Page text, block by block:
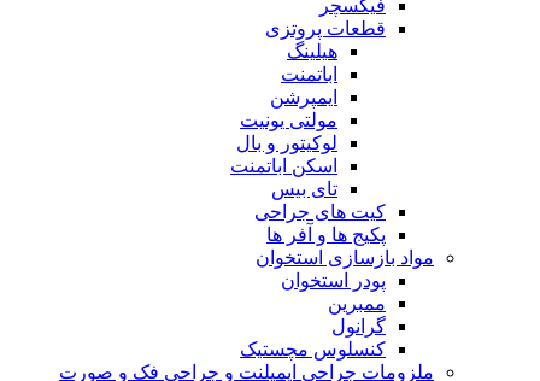
فیکسچر
قطعات پروتزی
هیلینگ
اباتمنت
ایمپرشن
مولتی یونیت
لوکیتور و بال
اسکن اباتمنت
تای بیس
کیت های جراحی
پکیج ها و آفر ها
مواد بازسازی استخوان
پودر استخوان
ممبرین
گرانول
کنسلوس مچستیک
ملزومات جراحی ایمپلنت و جراحی فک و صورت